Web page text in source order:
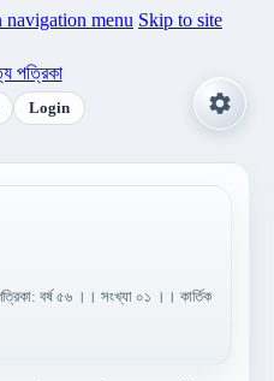
navigation menu Skip to site
Login
বর্ষ ৫৬ ।। সংখ্যা ০১ ।। কার্তিক